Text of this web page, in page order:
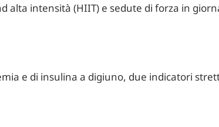
alta intensità (HIIT) e sedute di forza in
e di insulina a digiuno, due indicatori